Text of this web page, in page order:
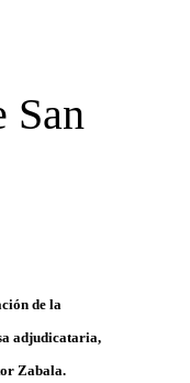
San
de la
adjudicataria,
Zabala.